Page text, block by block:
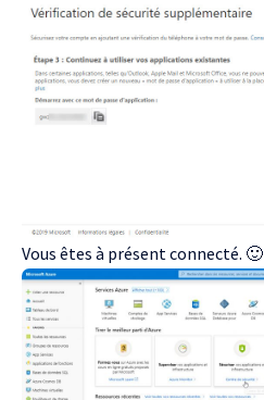
Vous êtes à présent connecté. 🙂